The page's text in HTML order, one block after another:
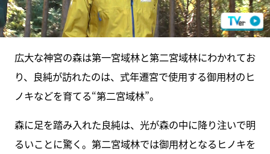
広大な神宮の森は第一宮域林と第二宮域林にわかれてお
り、良純が訪れたのは、式年遷宮で使用する御用材のヒ
ノキなどを育てる“第二宮域林”。
森に足を踏み入れた良純は、光が森の中に降り注いで明
るいことに驚く。第二宮域林では御用材となるヒノキを